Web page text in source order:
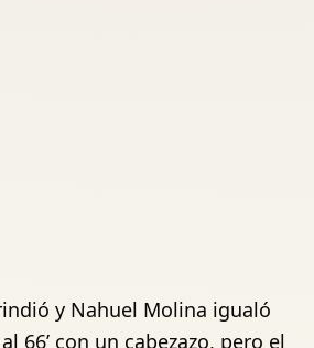
y Nahuel Molina igualó
66’ con un cabezazo, pero el